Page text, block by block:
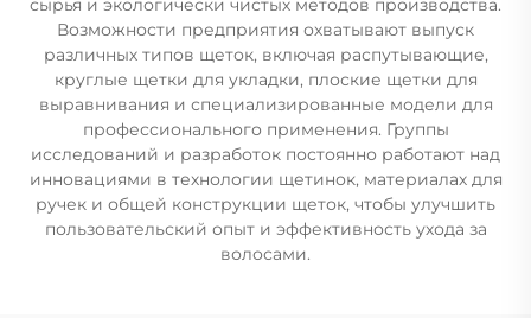
сырья и экологически чистых методов производства.
Возможности предприятия охватывают выпуск
различных типов щеток, включая распутывающие,
круглые щетки для укладки, плоские щетки для
выравнивания и специализированные модели для
профессионального применения. Группы
исследований и разработок постоянно работают над
инновациями в технологии щетинок, материалах для
ручек и общей конструкции щеток, чтобы улучшить
пользовательский опыт и эффективность ухода за
волосами.